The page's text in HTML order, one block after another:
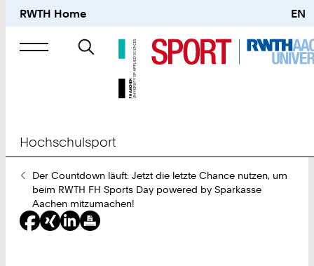
RWTH Home EN
Suche
nach
Hochschulsport
Sie
sind
hier:
Der Countdown läuft: Jetzt die letzte Chance nutzen, um
beim RWTH FH Sports Day powered by Sparkasse
Aachen mitzumachen!